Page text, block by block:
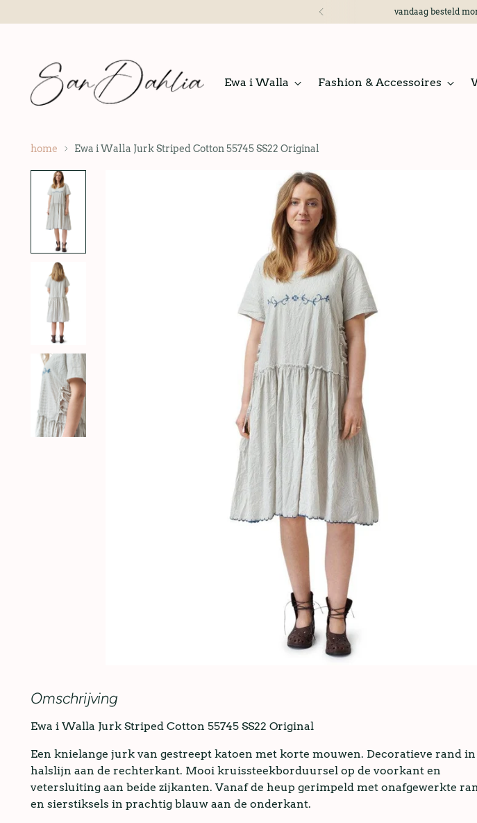
vandaag besteld
Ewa i Walla Fashion & Accessoires
home Ewa i Walla Jurk Striped Cotton 55745 SS22 Original
Omschrijving
Ewa i Walla Jurk Striped Cotton 55745 SS22 Original
Een knielange jurk van gestreept katoen met korte mouwen. Decoratieve rand in
halslijn aan de rechterkant. Mooi kruissteekborduursel op de voorkant en
vetersluiting aan beide zijkanten. Vanaf de heup gerimpeld met onafgewerkte
en sierstiksels in prachtig blauw aan de onderkant.